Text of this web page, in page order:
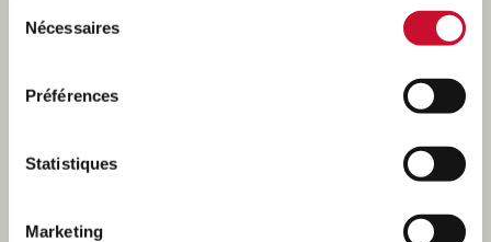
Nécessaires
Préférences
Statistiques
Marketing
PLATINP 104
18"
Diamètre